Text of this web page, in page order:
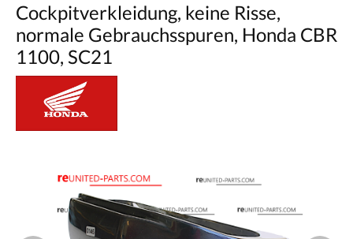
Cockpitverkleidung, keine Risse,
normale Gebrauchsspuren, Honda CBR
1100, SC21